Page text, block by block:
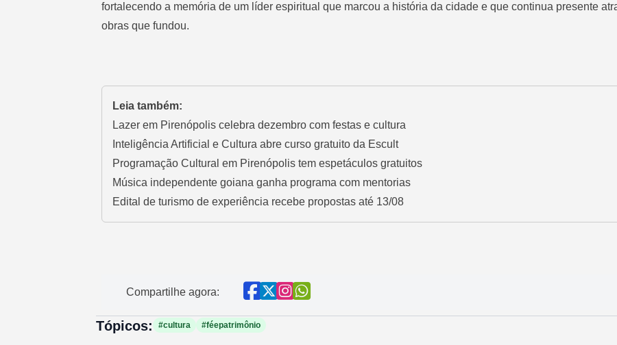
fortalecendo a memória de um líder espiritual que marcou a história da cidade e que continua presente
obras que fundou.
Leia também:
Lazer em Pirenópolis celebra dezembro com festas e cultura
Inteligência Artificial e Cultura abre curso gratuito da Escult
Programação Cultural em Pirenópolis tem espetáculos gratuitos
Música independente goiana ganha programa com mentorias
Edital de turismo de experiência recebe propostas até 13/08
Compartilhe agora:
Tópicos: #cultura #féepatrimônio